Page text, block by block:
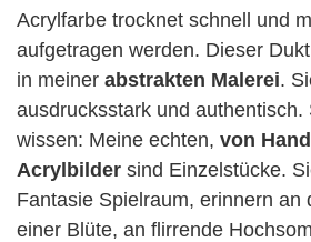
Acrylfarbe trocknet schnell und
aufgetragen werden. Dieser
in meiner abstrakten Malerei.
ausdrucksstark und authentisch.
wissen: Meine echten, von
Acrylbilder sind Einzelstücke.
Fantasie Spielraum, erinnern an
einer Blüte, an flirrende